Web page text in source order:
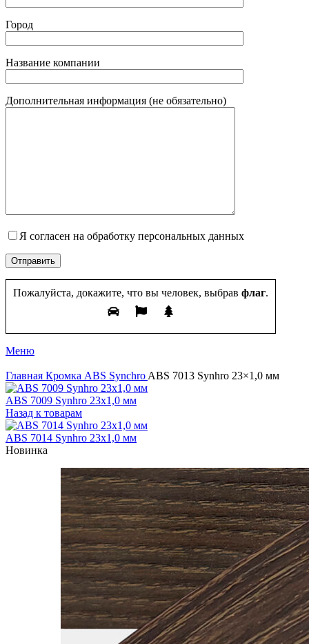
Город
Название компании
Дополнительная информация (не обязательно)
Я согласен на обработку персональных данных
Пожалуйста, докажите, что вы человек, выбрав флаг.
Меню
Главная Кромка ABS Synchro ABS 7013 Synhro 23×1,0 мм
ABS 7009 Synhro 23x1,0 мм
Назад к товарам
ABS 7014 Synhro 23x1,0 мм
Новинка